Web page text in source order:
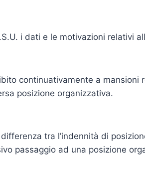
i dati e le motivazioni relativi
continuativamente a mansioni
posizione organizzativa.
tra l’indennità di
passaggio ad una posizione